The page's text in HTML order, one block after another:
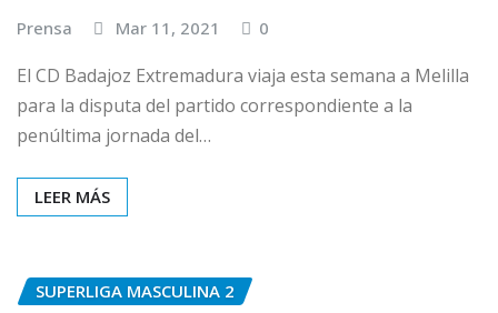
Prensa Mar 11, 2021 0
El CD Badajoz Extremadura viaja esta semana a Melilla
para la disputa del partido correspondiente a la
penúltima jornada del…
LEER MÁS
SUPERLIGA MASCULINA 2